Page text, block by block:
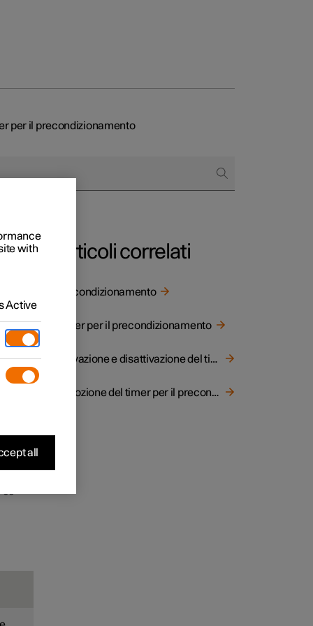
e aziende
finanziamento
per il precondizionamento
Articoli correlati
Precondizionamento
Timer per il precondizionamento
Attivazione e disattivazione del timer per il precondizionamento
Rimozione del timer per il precondizionamento
with
Active
all